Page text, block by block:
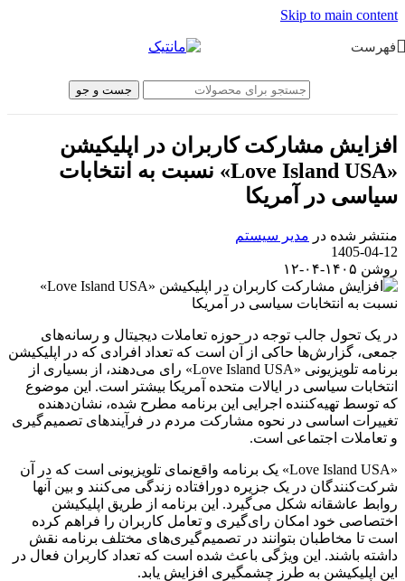
Skip to main content
فهرست
جست و جو
افزایش مشارکت کاربران در اپلیکیشن
«Love Island USA» نسبت به انتخابات
سیاسی در آمریکا
منتشر شده در مدیر سیستم
1405-04-12
روشن ۱۴۰۵-۰۴-۱۲
در یک تحول جالب توجه در حوزه تعاملات دیجیتال و رسانه‌های
جمعی، گزارش‌ها حاکی از آن است که تعداد افرادی که در اپلیکیشن
برنامه تلویزیونی «Love Island USA» رای می‌دهند، از بسیاری از
انتخابات سیاسی در ایالات متحده آمریکا بیشتر است. این موضوع
که توسط تهیه‌کننده اجرایی این برنامه مطرح شده، نشان‌دهنده
تغییرات اساسی در نحوه مشارکت مردم در فرآیندهای تصمیم‌گیری
و تعاملات اجتماعی است.
«Love Island USA» یک برنامه واقع‌نمای تلویزیونی است که در آن
شرکت‌کنندگان در یک جزیره دورافتاده زندگی می‌کنند و بین آنها
روابط عاشقانه شکل می‌گیرد. این برنامه از طریق اپلیکیشن
اختصاصی خود امکان رای‌گیری و تعامل کاربران را فراهم کرده
است تا مخاطبان بتوانند در تصمیم‌گیری‌های مختلف برنامه نقش
داشته باشند. این ویژگی باعث شده است که تعداد کاربران فعال در
این اپلیکیشن به طرز چشمگیری افزایش یابد.